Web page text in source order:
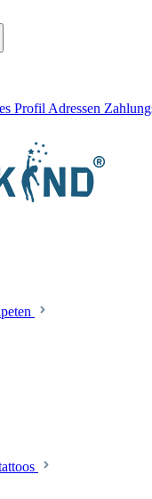
Profil Adressen